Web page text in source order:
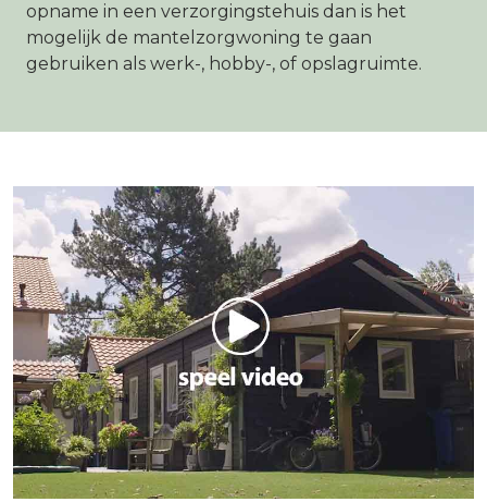
opname in een verzorgingstehuis dan is het
mogelijk de mantelzorgwoning te gaan
gebruiken als werk-, hobby-, of opslagruimte.